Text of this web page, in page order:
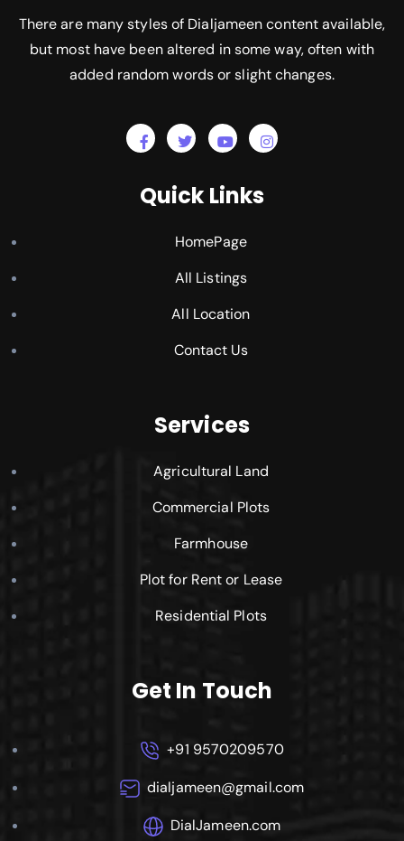
There are many styles of Dialjameen content available,
but most have been altered in some way, often with
added random words or slight changes.
Quick Links
HomePage
All Listings
All Location
Contact Us
Services
Agricultural Land
Commercial Plots
Farmhouse
Plot for Rent or Lease
Residential Plots
Get In Touch
+91 9570209570
dialjameen@gmail.com
DialJameen.com